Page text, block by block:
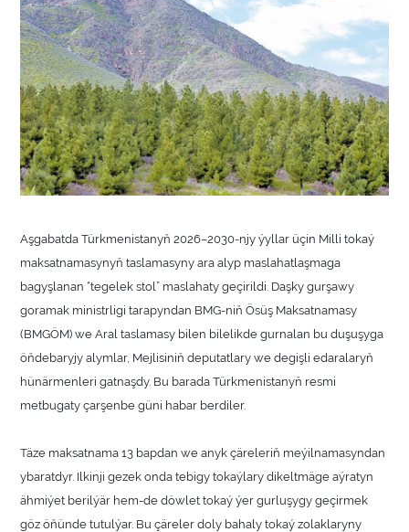
Aşgabatda Türkmenistanyň 2026–2030-njy ýyllar üçin Milli tokaý
maksatnamasynyň taslamasyny ara alyp maslahatlaşmaga
bagyşlanan “tegelek stol” maslahaty geçirildi. Daşky gurşawy
goramak ministrligi tarapyndan BMG-niň Ösüş Maksatnamasy
(BMGÖM) we Aral taslamasy bilen bilelikde gurnalan bu duşuşyga
öňdebaryjy alymlar, Mejlisiniň deputatlary we degişli edaralaryň
hünärmenleri gatnaşdy. Bu barada Türkmenistanyň resmi
metbugaty çarşenbe güni habar berdiler.
Täze maksatnama 13 bapdan we anyk çäreleriň meýilnamasyndan
ybaratdyr. Ilkinji gezek onda tebigy tokaýlary dikeltmäge aýratyn
ähmiýet berilýär hem-de döwlet tokaý ýer gurluşygy geçirmek
göz öňünde tutulýar. Bu çäreler doly bahaly tokaý zolaklaryny